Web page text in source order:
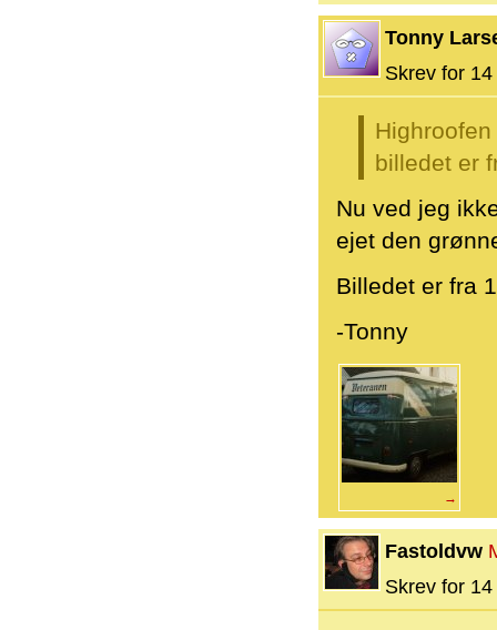
Tonny
Skrev for
billedet er
Nu ved jeg
ejet den
Billedet er fra
-Tonny
→
Fastoldvw
Skrev for